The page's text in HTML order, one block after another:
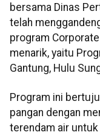
bersama Dinas
telah
program
menarik, yaitu
Gantung, Hulu
Program ini
pangan dengan
terendam air untuk